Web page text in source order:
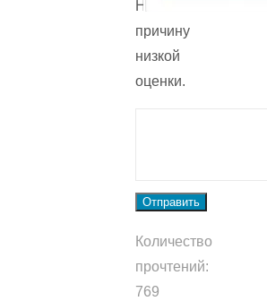
Напишите
причину
низкой
оценки.
Отправить
Количество
прочтений:
769